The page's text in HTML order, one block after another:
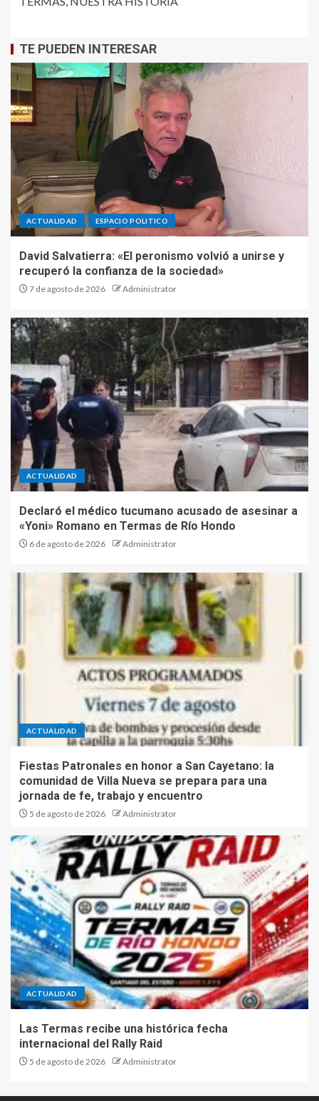
TE PUEDEN INTERESAR
ACTUALIDAD ESPACIO POLITICO
David Salvatierra: «El peronismo volvió a unirse y
recuperó la confianza de la sociedad»
7 de agosto de 2026 Administrator
ACTUALIDAD
Declaró el médico tucumano acusado de asesinar a
«Yoni» Romano en Termas de Río Hondo
6 de agosto de 2026 Administrator
ACTUALIDAD
Fiestas Patronales en honor a San Cayetano: la
comunidad de Villa Nueva se prepara para una
jornada de fe, trabajo y encuentro
5 de agosto de 2026 Administrator
ACTUALIDAD
Las Termas recibe una histórica fecha
internacional del Rally Raid
5 de agosto de 2026 Administrator